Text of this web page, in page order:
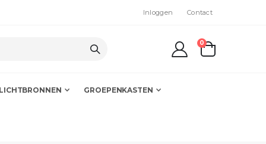
Inloggen Contact
kar
0producten
LICHTBRONNEN GROEPENKASTEN